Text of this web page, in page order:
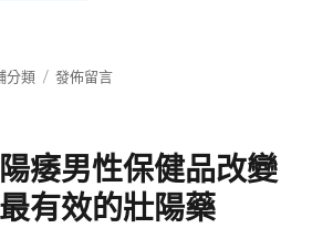
分類
在
頁
設
計
發佈留言
痿男性保健品改變
有效的壯陽藥